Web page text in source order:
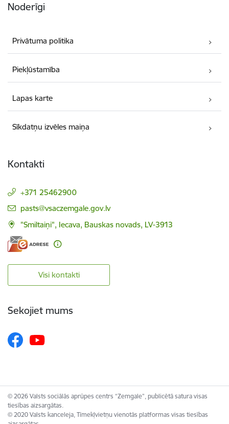
Noderīgi
Privātuma politika
Piekļūstamība
Lapas karte
Sīkdatņu izvēles maiņa
Kontakti
+371 25462900
E-pasts:
pasts@vsaczemgale.gov.lv
"Smiltaiņi", Iecava, Bauskas novads, LV-3913
Visi kontakti
Sekojiet mums
© 2026 Valsts sociālās aprūpes centrs “Zemgale”, publicētā satura visas
tiesības aizsargātas.
© 2020 Valsts kanceleja, Tīmekļvietņu vienotās platformas visas tiesības